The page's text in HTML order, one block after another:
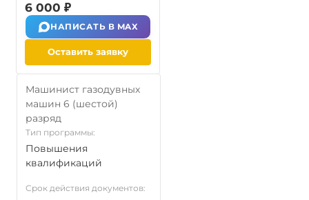
6 000 ₽
НАПИСАТЬ В MAX
Оставить заявку
Машинист газодувных
машин 6 (шестой)
разряд
Тип программы:
Повышения
квалификаций
Срок действия документов: